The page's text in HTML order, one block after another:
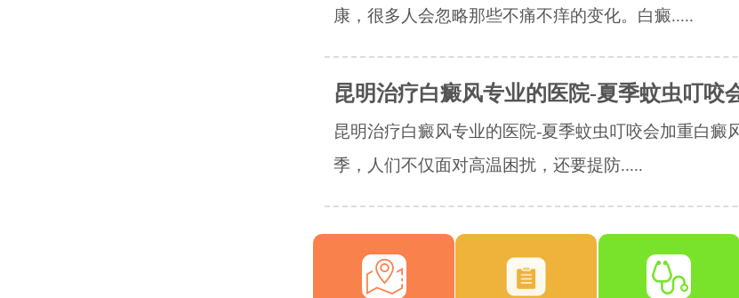
康，很多人会忽略那些不痛不痒的变化。白癜.....
昆明治疗白癜风专业的医院-夏季蚊虫叮咬
昆明治疗白癜风专业的医院-夏季蚊虫叮咬会加重白癜
季，人们不仅面对高温困扰，还要提防.....